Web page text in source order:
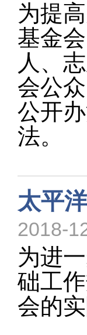
为提
基金
人、
会公
公开
法。
太平
2018-
为进
础工
会的